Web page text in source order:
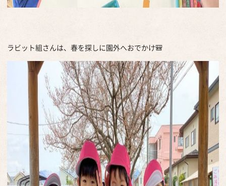
ラビット組さんは、春を探しに園外へおでかけ🎒